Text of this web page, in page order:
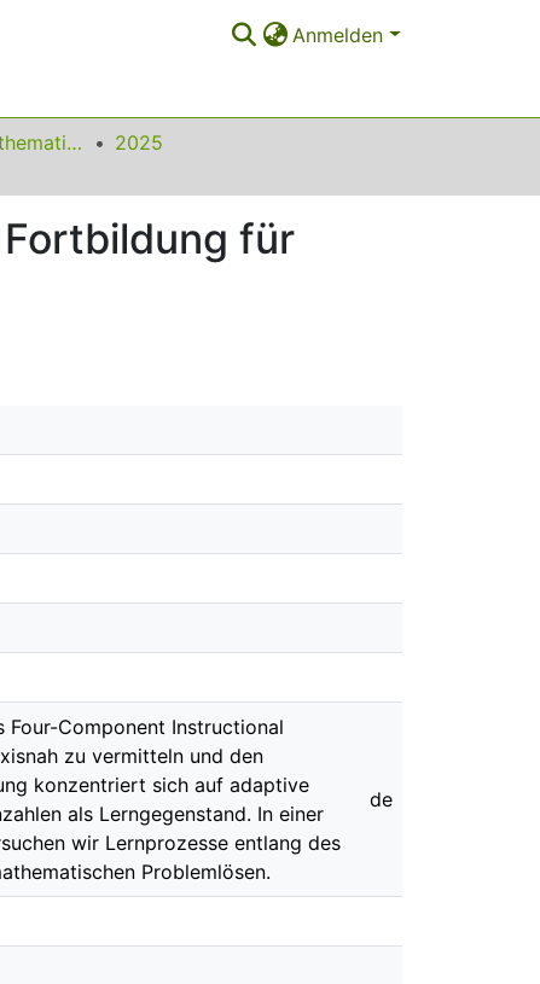
Anmelden
Beiträge zum Mathematikunterricht
2025
für
Four-Component Instructional
zu vermitteln und den
konzentriert sich auf adaptive
als Lerngegenstand. In einer
wir Lernprozesse entlang des
Problemlösen.
de